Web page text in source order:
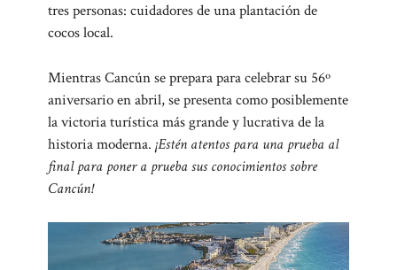
tres personas: cuidadores de una plantación de
cocos local.
Mientras Cancún se prepara para celebrar su 56º
aniversario en abril, se presenta como posiblemente
la victoria turística más grande y lucrativa de la
historia moderna. ¡Estén atentos para una prueba al
final para poner a prueba sus conocimientos sobre
Cancún!